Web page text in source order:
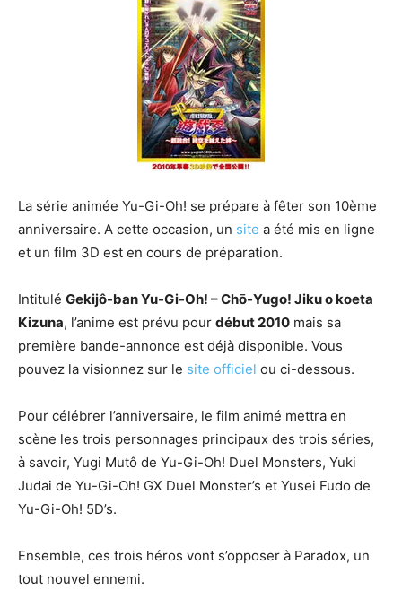
La série animée Yu-Gi-Oh! se prépare à fêter son 10ème
anniversaire. A cette occasion, un site a été mis en ligne
et un film 3D est en cours de préparation.
Intitulé Gekijô-ban Yu-Gi-Oh! – Chō-Yugo! Jiku o koeta
Kizuna, l’anime est prévu pour début 2010 mais sa
première bande-annonce est déjà disponible. Vous
pouvez la visionnez sur le site officiel ou ci-dessous.
Pour célébrer l’anniversaire, le film animé mettra en
scène les trois personnages principaux des trois séries,
à savoir, Yugi Mutô de Yu-Gi-Oh! Duel Monsters, Yuki
Judai de Yu-Gi-Oh! GX Duel Monster’s et Yusei Fudo de
Yu-Gi-Oh! 5D’s.
Ensemble, ces trois héros vont s’opposer à Paradox, un
tout nouvel ennemi.